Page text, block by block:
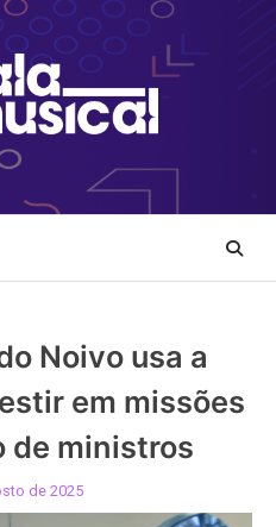
Noivo usa a
em missões
de ministros
de 2025